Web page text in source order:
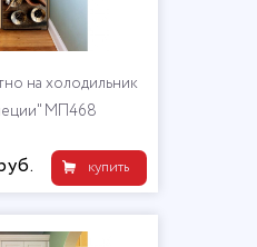
на холодильник
МП468
купить